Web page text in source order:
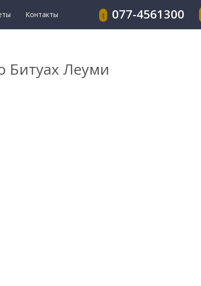
Контакты 077-4561300
Битуах Леуми